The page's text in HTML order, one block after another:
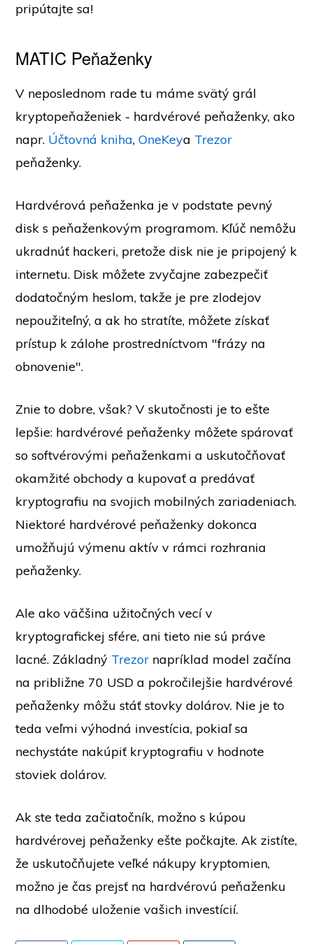
pripútajte sa!
MATIC Peňaženky
V neposlednom rade tu máme svätý grál
kryptopeňaženiek - hardvérové peňaženky, ako
napr. Účtovná kniha,OneKeya Trezor
peňaženky.
Hardvérová peňaženka je v podstate pevný
disk s peňaženkovým programom. Kľúč nemôžu
ukradnúť hackeri, pretože disk nie je pripojený k
internetu. Disk môžete zvyčajne zabezpečiť
dodatočným heslom, takže je pre zlodejov
nepoužiteľný, a ak ho stratíte, môžete získať
prístup k zálohe prostredníctvom "frázy na
obnovenie".
Znie to dobre, však? V skutočnosti je to ešte
lepšie: hardvérové peňaženky môžete spárovať
so softvérovými peňaženkami a uskutočňovať
okamžité obchody a kupovať a predávať
kryptografiu na svojich mobilných zariadeniach.
Niektoré hardvérové peňaženky dokonca
umožňujú výmenu aktív v rámci rozhrania
peňaženky.
Ale ako väčšina užitočných vecí v
kryptografickej sfére, ani tieto nie sú práve
lacné. Základný Trezor napríklad model začína
na približne 70 USD a pokročilejšie hardvérové
peňaženky môžu stáť stovky dolárov. Nie je to
teda veľmi výhodná investícia, pokiaľ sa
nechystáte nakúpiť kryptografiu v hodnote
stoviek dolárov.
Ak ste teda začiatočník, možno s kúpou
hardvérovej peňaženky ešte počkajte. Ak zistíte,
že uskutočňujete veľké nákupy kryptomien,
možno je čas prejsť na hardvérovú peňaženku
na dlhodobé uloženie vašich investícií.